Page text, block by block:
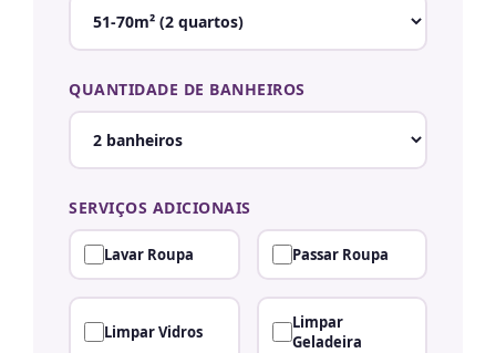
QUANTIDADE DE BANHEIROS
SERVIÇOS ADICIONAIS
Lavar Roupa Passar Roupa
Limpar Vidros
Limpar
Geladeira